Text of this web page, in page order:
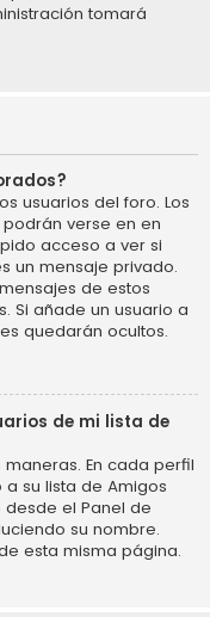
tomará
usuarios del foro. Los
verse en en
acceso a ver si
un mensaje privado.
de estos
Si añade un usuario a
quedarán ocultos.
de mi lista de
En cada perfil
su lista de Amigos
el Panel de
su nombre.
esta misma página.